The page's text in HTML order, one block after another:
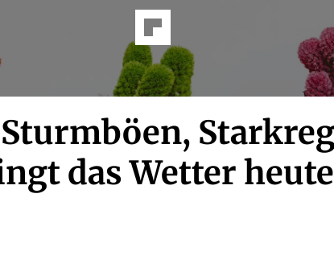
das Wetter heute